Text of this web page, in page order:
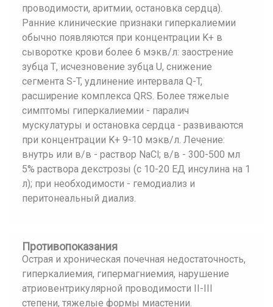
проводимости, аритмии, остановка сердца).
Ранние клинические признаки гиперкалиемии
обычно появляются при концентрации K+ в
сыворотке крови более 6 мэкв/л: заострение
зубца Т, исчезновение зубца U, снижение
сегмента S-T, удлинение интервала Q-T,
расширение комплекса QRS. Более тяжелые
симптомы гиперкалиемии - паралич
мускулатуры и остановка сердца - развиваются
при концентрации K+ 9-10 мэкв/л. Лечение:
внутрь или в/в - раствор NaCl; в/в - 300-500 мл
5% раствора декстрозы (с 10-20 ЕД инсулина на 1
л); при необходимости - гемодиализ и
перитонеальный диализ.
Противопоказания
Острая и хроническая почечная недостаточность,
гиперкалиемия, гипермагниемия, нарушение
атриовентрикулярной проводимости II-III
степени, тяжелые формы миастении.